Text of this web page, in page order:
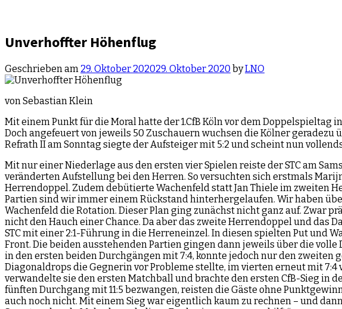
Unverhoffter Höhenflug
Geschrieben am 29. Oktober 202029. Oktober 2020 byLNO
von Sebastian Klein
Mit einem Punkt für die Moral hatte der 1.CfB Köln vor dem
Doch angefeuert von jeweils 50 Zuschauern wuchsen die Kölner geradezu
Refrath II am Sonntag siegte der Aufsteiger mit 5:2 und scheint nun
Mit nur einer Niederlage aus den ersten vier Spielen reiste der STC am
veränderten Aufstellung bei den Herren. So versuchten sich erstmals
Herrendoppel. Zudem debütierte Wachenfeld statt Jan Thiele im zweiten
Partien sind wir immer einem Rückstand hinterhergelaufen. Wir haben
Wachenfeld die Rotation. Dieser Plan ging zunächst nicht ganz auf. Zwar
nicht den Hauch einer Chance. Da aber das zweite Herrendoppel und das
STC mit einer 2:1-Führung in die Herreneinzel. In diesen spielten Put und
Front. Die beiden ausstehenden Partien gingen dann jeweils über die
in den ersten beiden Durchgängen mit 7:4, konnte jedoch nur den zweiten
Diagonaldrops die Gegnerin vor Probleme stellte, im vierten erneut mit
verwandelte sie den ersten Matchball und brachte den ersten CfB-Sieg in
fünften Durchgang mit 11:5 bezwangen, reisten die Gäste ohne
auch noch nicht. Mit einem Sieg war eigentlich kaum zu rechnen – und